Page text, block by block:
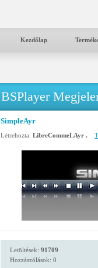
Kezdőlap
BSPlayer
SimpleAyr
Létrehozta: LibreCommeLAyr .
Letöltések: 91709
Hozzászólások: 0